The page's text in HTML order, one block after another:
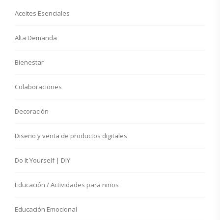
Aceites Esenciales
Alta Demanda
Bienestar
Colaboraciones
Decoración
Diseño y venta de productos digitales
Do It Yourself | DIY
Educación / Actividades para niños
Educación Emocional